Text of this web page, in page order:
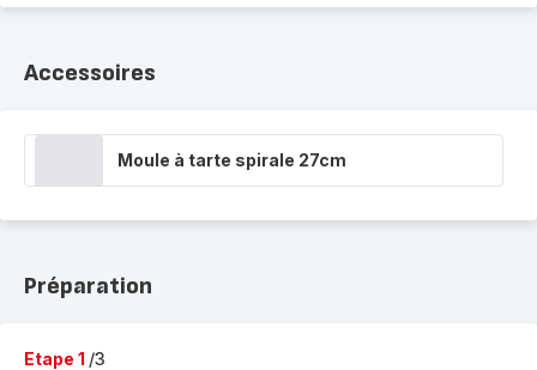
Accessoires
Moule à tarte spirale 27cm
Préparation
Etape 1 /3